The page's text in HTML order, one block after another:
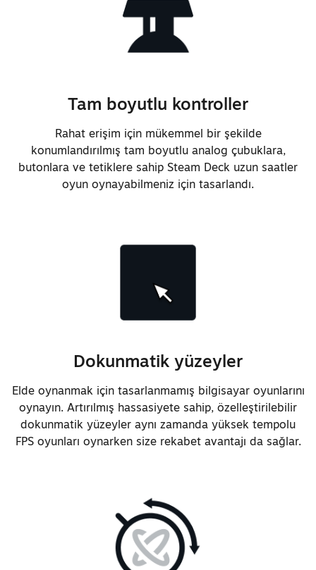
Genel olarak daha doğal bir ses
mm kulaklık girişiyle aynı anda
kullanılması için destek eklendi
Analog çubukların gövde
malzemesi, ön kapakla
aşınmayı azaltmak için
Analog çubukların dokunma
algılama güvenilirliği artırıldı
Üst butonların geçiş
Yön butonlarının dokunsal geri
bildirim oranında ve çapraz
etkileşimlerinde değişiklikler
Tam boyutlu kontroller
Rahat erişim için mükemmel bir şekilde
konumlandırılmış tam boyutlu analog çubuklara,
butonlara ve tetiklere sahip Steam Deck uzun saatler
oyun oynayabilmeniz için tasarlandı.
Dokunmatik yüzeyler
Elde oynanmak için tasarlanmamış bilgisayar oyunlarını
oynayın. Artırılmış hassasiyete sahip, özelleştirilebilir
dokunmatik yüzeyler aynı zamanda yüksek tempolu
FPS oyunları oynarken size rekabet avantajı da sağlar.